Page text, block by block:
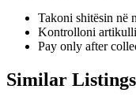
Takoni shitësin në
Kontrolloni
Pay only after
Similar Listings